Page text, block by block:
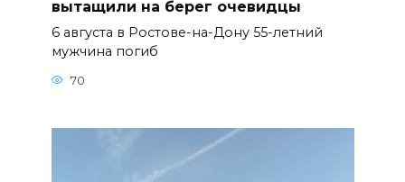
вытащили на берег очевидцы
6 августа в Ростове-на-Дону 55-летний
мужчина погиб
70